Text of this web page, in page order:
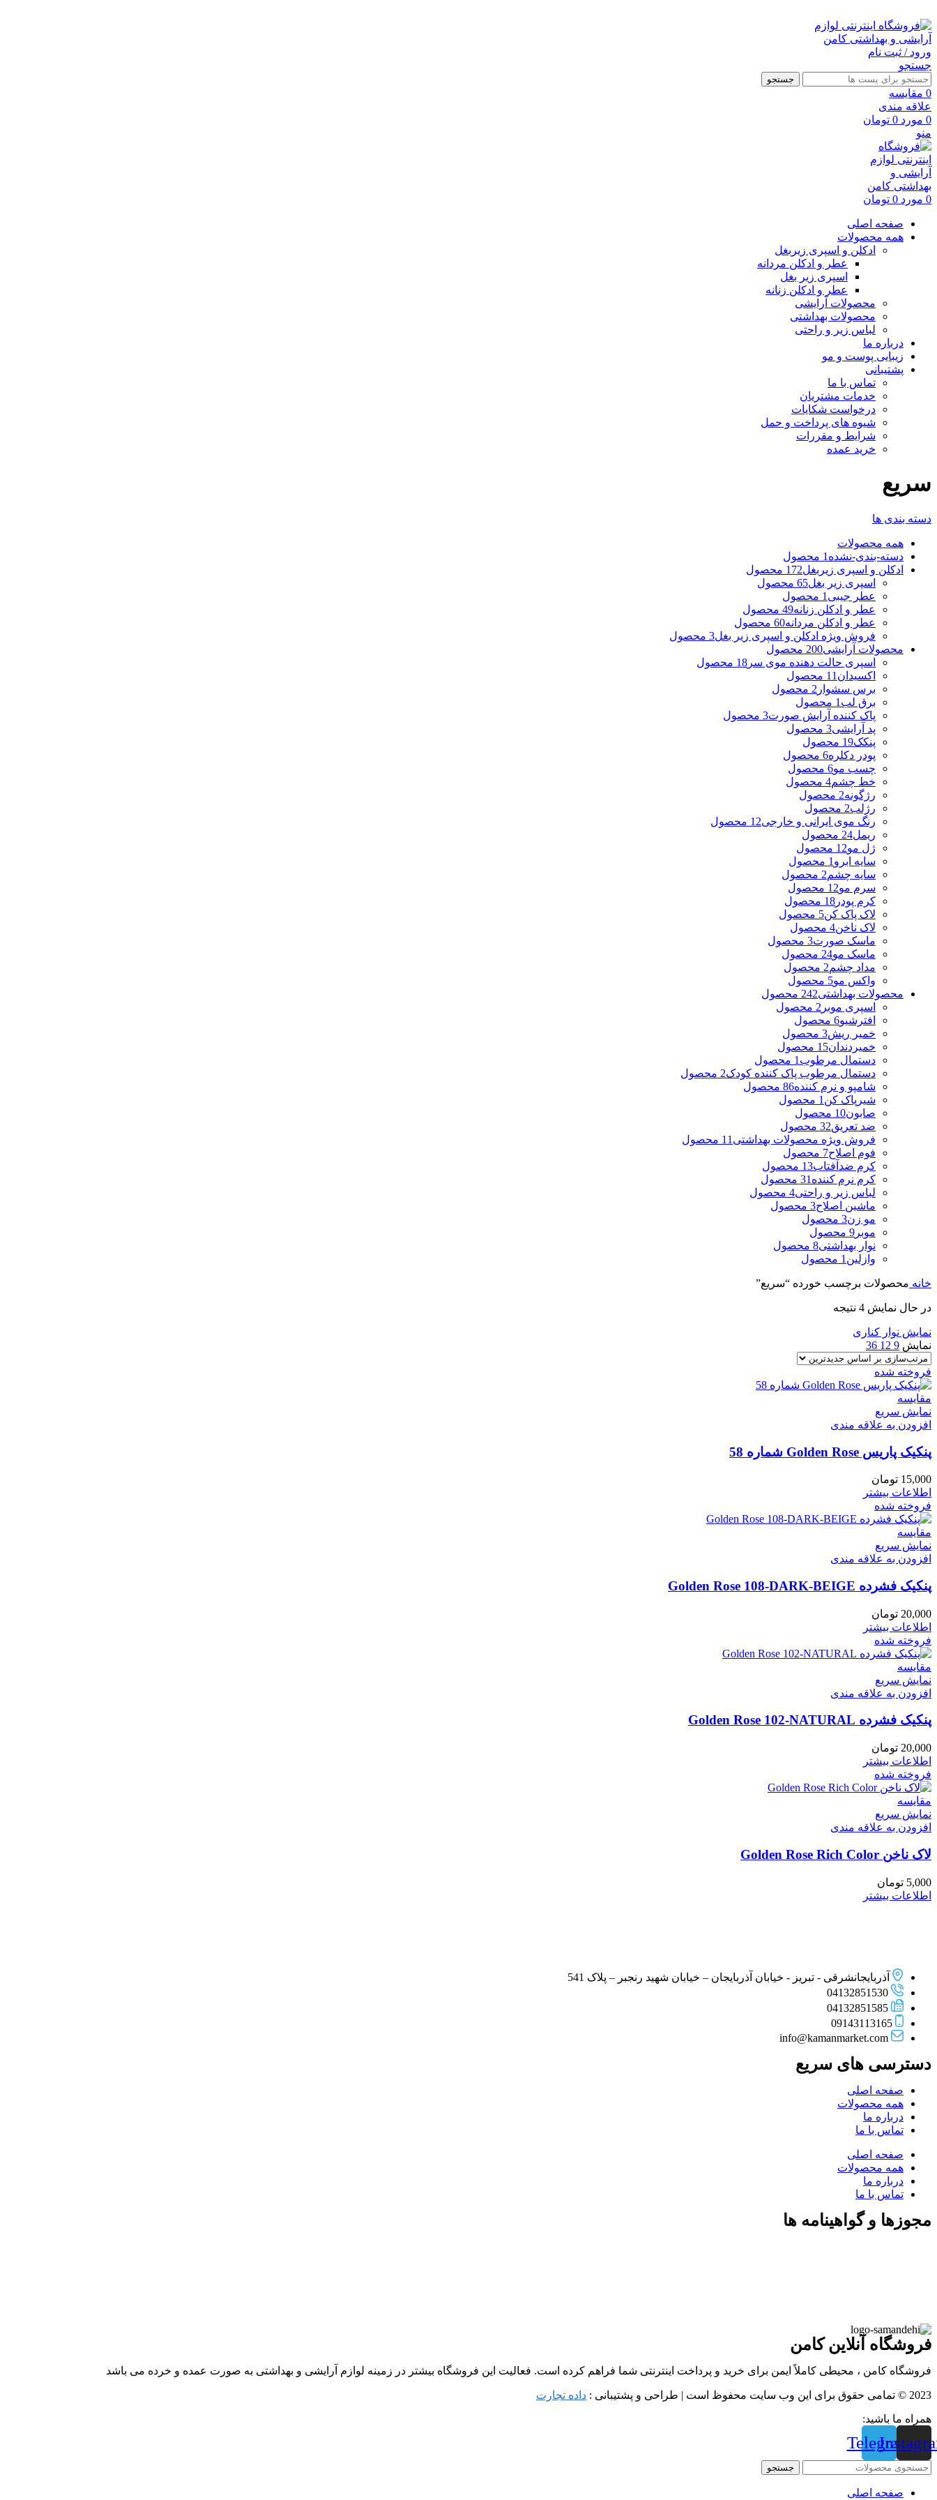
ورود / ثبت نام
جستجو
جستجو
0 مقايسه
علاقه مندی
0 مورد 0 تومان
منو
0 مورد 0 تومان
صفحه اصلی
همه محصولات
ادکلن و اسپری زیربغل
عطر و ادکلن مردانه
اسپری زیر بغل
عطر و ادکلن زنانه
محصولات آرایشی
محصولات بهداشتی
لباس زیر و راحتی
درباره ما
زیبایی پوست و مو
پشتیبانی
تماس با ما
خدمات مشتریان
درخواست شکایات
شیوه های پرداخت و حمل
شرایط و مقررات
خرید عمده
سریع
دسته بندی ها
همه محصولات
دسته-بندی-نشده 1 محصول
ادکلن و اسپری زیربغل172 محصول
اسپری زیر بغل65 محصول
عطر جیبی 1 محصول
عطر و ادکلن زنانه49 محصول
عطر و ادکلن مردانه60 محصول
فروش ویژه ادکلن و اسپری زیر بغل3 محصول
محصولات آرایشی200 محصول
اسپری حالت دهنده موی سر 18 محصول
اکسیدان 11 محصول
برس سشوار 2 محصول
برق لب 1 محصول
پاک کننده آرایش صورت3 محصول
پد آرایشی3 محصول
پنکک19 محصول
پودر دکلره6 محصول
چسب مو6 محصول
خط چشم4 محصول
رژگونه2 محصول
رژلب2 محصول
رنگ موی ایرانی و خارجی12 محصول
ریمل24 محصول
ژل مو12 محصول
سایه ابرو 1 محصول
سایه چشم2 محصول
سرم مو12 محصول
کرم پودر 18 محصول
لاک پاک کن5 محصول
لاک ناخن4 محصول
ماسک صورت3 محصول
ماسک مو24 محصول
مداد چشم2 محصول
واکس مو5 محصول
محصولات بهداشتی242 محصول
اسپری موبر 2 محصول
افترشیو6 محصول
خمیر ریش3 محصول
خمیردندان15 محصول
دستمال مرطوب 1 محصول
دستمال مرطوب پاک کننده کودک2 محصول
شامپو و نرم کننده86 محصول
شیرپاک کن 1 محصول
صابون10 محصول
ضد تعریق32 محصول
فروش ویژه محصولات بهداشتی 11 محصول
فوم اصلاح7 محصول
کرم ضدآفتاب13 محصول
کرم نرم کننده 31 محصول
لباس زیر و راحتی4 محصول
ماشین اصلاح3 محصول
مو زن3 محصول
موبر 9 محصول
نوار بهداشتی8 محصول
وازلین 1 محصول
خانه محصولات برچسب خورده “سریع”
در حال نمایش 4 نتیجه
نمایش نوار کناری
نمایش 9
12
36
فروخته شده
مقايسه
نمایش سریع
افزودن به علاقه مندی
پنکیک پاریس Golden Rose شماره 58
15,000 تومان
اطلاعات بیشتر
فروخته شده
مقايسه
نمایش سریع
افزودن به علاقه مندی
پنکیک فشرده Golden Rose 108-DARK-BEIGE
20,000 تومان
اطلاعات بیشتر
فروخته شده
مقايسه
نمایش سریع
افزودن به علاقه مندی
پنکیک فشرده Golden Rose 102-NATURAL
20,000 تومان
اطلاعات بیشتر
فروخته شده
مقايسه
نمایش سریع
افزودن به علاقه مندی
لاک ناخن Golden Rose Rich Color
5,000 تومان
اطلاعات بیشتر
آذربایجانشرقی - تبریز - خیابان آذربایجان – خیابان شهید رنجبر – پلاک 541
04132851530
04132851585
09143113165
info@kamanmarket.com
دسترسی های سریع
صفحه اصلی
همه محصولات
درباره ما
تماس با ما
صفحه اصلی
همه محصولات
درباره ما
تماس با ما
مجوزها و گواهینامه ها
فروشگاه آنلاین کامن
فروشگاه کامن ، محیطی کاملاً ایمن برای خرید و پرداخت اینترنتی شما فراهم کرده است. فعالیت این فروشگاه بیشتر در زمینه لوازم آرایشی و بهداشتی به صورت عمده و خرده می باشد
2023 © تمامی حقوق برای این وب سایت محفوظ است | طراحی و پشتیبانی :
داده تجارت
همراه ما باشید:
Telegram
جستجو
صفحه اصلی